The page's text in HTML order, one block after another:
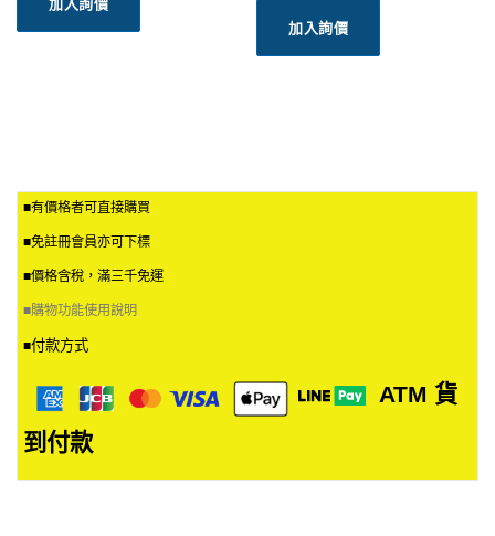
加入詢價
■有價格者可直接購買
■免註冊會員亦可下標
■價格含稅，滿三千免運
■購物功能使用說明
■付款方式
ATM 貨
到付款